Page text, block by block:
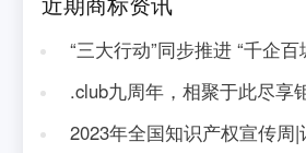
“三大行动”同步推进 “千企百
.club九周年，相聚于此尽享
2023年全国知识产权宣传周